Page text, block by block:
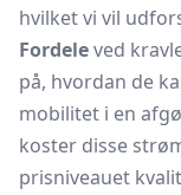
hvilket vi vil
Fordeleved
på, hvordan de
mobilitet i en
koster disse
prisniveauet